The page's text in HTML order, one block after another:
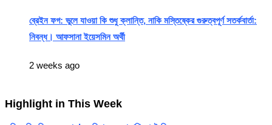
ব্রেইন ফগ: ভুলে যাওয়া কি শুধু ক্লান্তি, নাকি মস্তিষ্কের গুরুত্বপূর্ণ সতর্কবার্তা:
নিবন্ধ। আফসানা ইয়েসমিন অর্থী
2 weeks ago
Highlight in This Week